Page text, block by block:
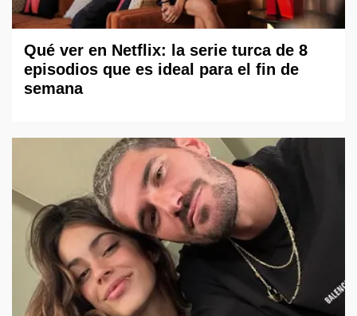
Qué ver en Netflix: la serie turca de 8
episodios que es ideal para el fin de
semana